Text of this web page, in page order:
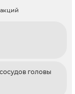
головы